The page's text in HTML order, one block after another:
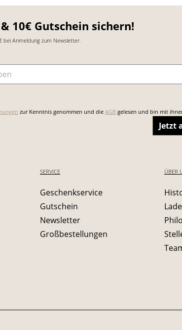
10€ Gutschein sichern!
bei Anmeldung zum Newsletter.
zur Kenntnis genommen und die AGB gelesen und bin mit
Jetzt
SERVICE
Geschenkservice
Gutschein
Newsletter
Großbestellungen
ÜBER